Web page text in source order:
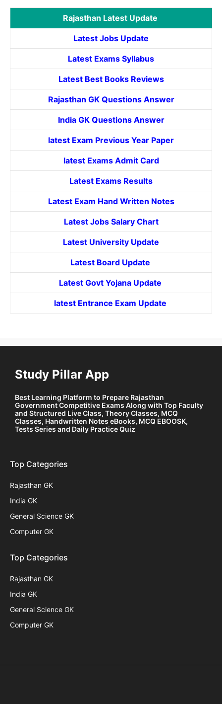
Rajasthan Latest Update
Latest Jobs Update
Latest Exams Syllabus
Latest Best Books Reviews
Rajasthan GK Questions Answer
India GK Questions Answer
latest Exam Previous Year Paper
latest Exams Admit Card
Latest Exams Results
Latest Exam Hand Written Notes
Latest Jobs Salary Chart
Latest University Update
Latest Board Update
Latest Govt YojanaUpdate
latest Entrance Exam Update
Study Pillar App
Best Learning Platform to Prepare Rajasthan
Government Competitive Exams Along with Top Faculty
and Structured Live Class, Theory Classes, MCQ
Classes, Handwritten Notes eBooks, MCQ EBOOSK,
Tests Series and Daily Practice Quiz
Top Categories
Rajasthan GK
India GK
General Science GK
Computer GK
Top Categories
Rajasthan GK
India GK
General Science GK
Computer GK